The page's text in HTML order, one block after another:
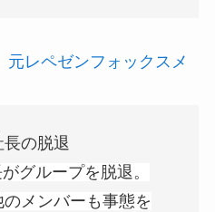
元レペゼンフォックスメ
の脱退
グループを脱退。
メンバーも事態を